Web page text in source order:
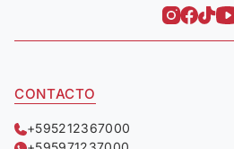
CONTACTO
+595212367000